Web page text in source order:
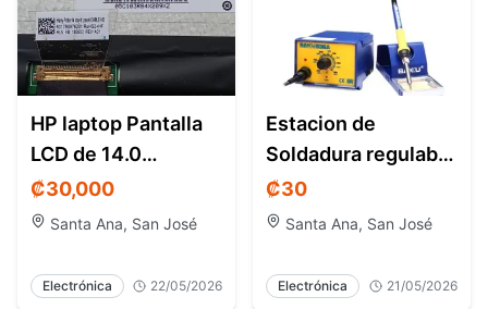
HP laptop Pantalla
LCD de 14.0
pulgadas con
resolución HD
₡30,000
Santa Ana, San José
Electrónica 22/05/2026
Estacion de
Soldadura regulable
Modelo: BAKU BK-
936A
₡30
Santa Ana, San José
Electrónica 21/05/2026